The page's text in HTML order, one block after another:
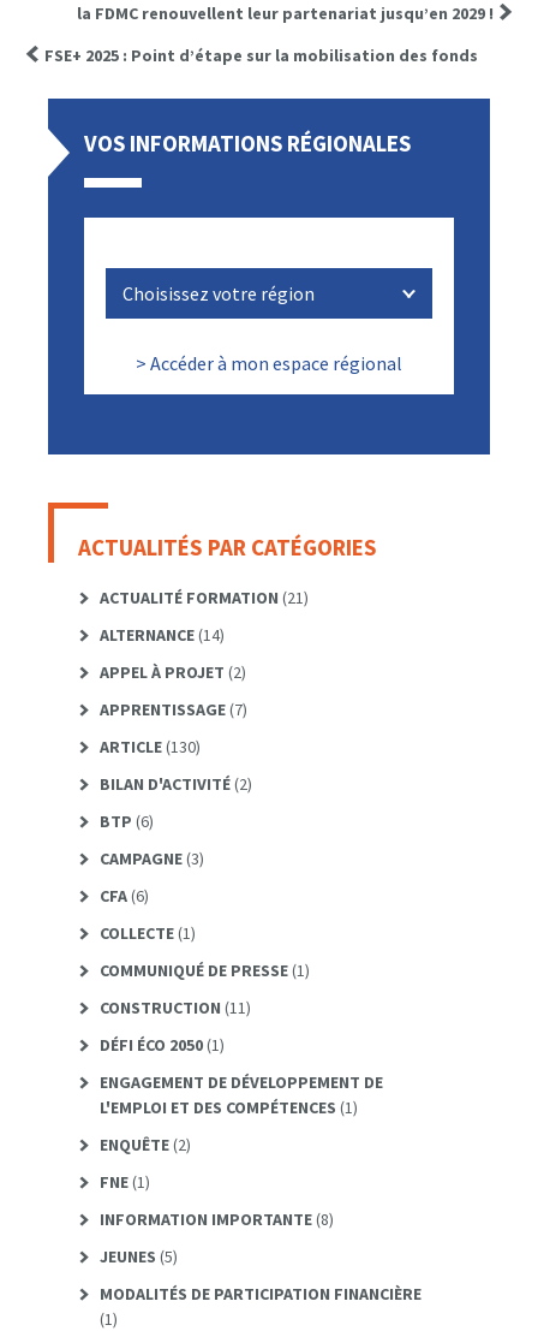
la FDMC renouvellent leur partenariat jusqu’en 2029 !
FSE+ 2025 : Point d’étape sur la mobilisation des fonds
VOS INFORMATIONS RÉGIONALES
> Accéder à mon espace régional
ACTUALITÉS PAR CATÉGORIES
ACTUALITÉ FORMATION (21)
ALTERNANCE(14)
APPEL À PROJET (2)
APPRENTISSAGE(7)
ARTICLE(130)
BILAN D'ACTIVITÉ(2)
BTP (6)
CAMPAGNE(3)
CFA(6)
COLLECTE(1)
COMMUNIQUÉ DE PRESSE(1)
CONSTRUCTION (11)
DÉFI ÉCO 2050(1)
ENGAGEMENT DE DÉVELOPPEMENT DE
L'EMPLOI ET DES COMPÉTENCES (1)
ENQUÊTE(2)
FNE(1)
INFORMATION IMPORTANTE(8)
JEUNES (5)
MODALITÉS DE PARTICIPATION FINANCIÈRE
(1)